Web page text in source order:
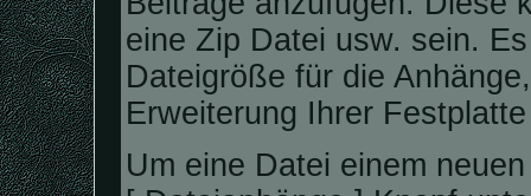
eine Zip Datei usw. sein.
Dateigröße für die
Erweiterung Ihrer
Um eine Datei einem